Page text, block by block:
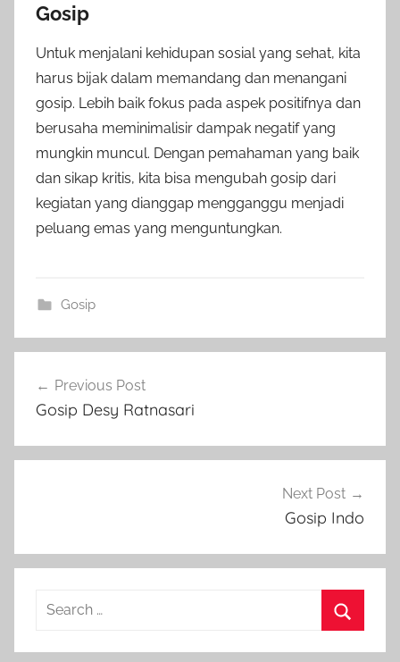
Gosip
Untuk menjalani kehidupan sosial yang sehat, kita
harus bijak dalam memandang dan menangani
gosip. Lebih baik fokus pada aspek positifnya dan
berusaha meminimalisir dampak negatif yang
mungkin muncul. Dengan pemahaman yang baik
dan sikap kritis, kita bisa mengubah gosip dari
kegiatan yang dianggap mengganggu menjadi
peluang emas yang menguntungkan.
Gosip
navigation
Previous Post
Gosip Desy Ratnasari
Next Post
Gosip Indo
Search